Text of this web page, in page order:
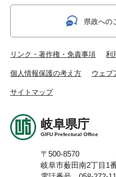
県政への
リンク・著作権・免責事項 利
個人情報保護の考え方 ウェブ
サイトマップ
岐阜県庁
GIFU Prefectural Office
〒500-8570
岐阜市薮田南2丁目1